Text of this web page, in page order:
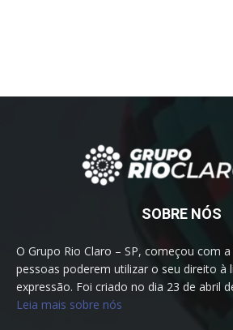
SOBRE NÓS
O Grupo Rio Claro – SP, começou com
pessoas poderem utilizar o seu direito à
expressão. Foi criado no dia 23 de abril
Leia mais sobre nós